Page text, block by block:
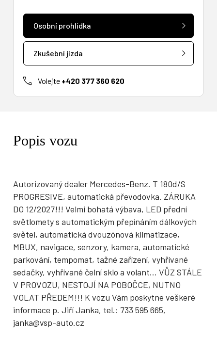
Osobní prohlídka
Zkušební jízda
Volejte +420 377 360 620
Popis vozu
Autorizovaný dealer Mercedes-Benz. T 180d/S
PROGRESIVE, automatická převodovka. ZÁRUKA
DO 12/2027!!! Velmi bohatá výbava, LED přední
světlomety s automatickým přepínáním dálkových
světel, automatická dvouzónová klimatizace,
MBUX, navigace, senzory, kamera, automatické
parkování, tempomat, tažné zařízení, vyhřívané
sedačky, vyhřívané čelní sklo a volant... VŮZ STÁLE
V PROVOZU, NESTOJÍ NA POBOČCE, NUTNO
VOLAT PŘEDEM!!! K vozu Vám poskytne veškeré
informace p. Jiří Janka, tel.: 733 595 665,
janka@vsp-auto.cz